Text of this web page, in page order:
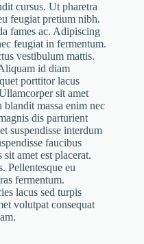
cursus. Ut pharetra
feugiat pretium nibh.
fames ac. Adipiscing
feugiat in fermentum.
vestibulum mattis.
id diam
porttitor lacus
sit amet
massa enim nec
dis parturient
suspendisse interdum
faucibus
amet est placerat.
Pellentesque eu
fermentum.
lacus sed turpis
volutpat consequat